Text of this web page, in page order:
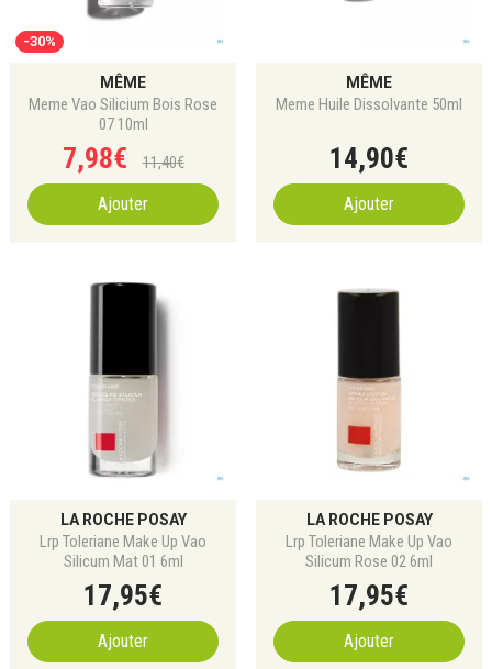
-30%
MÊME
Meme Vao Silicium Bois Rose
07 10ml
7,98€ 11,40€
Ajouter
MÊME
Meme Huile Dissolvante 50ml
14,90€
Ajouter
LA ROCHE POSAY
Lrp Toleriane Make Up Vao
Silicum Mat 01 6ml
17,95€
Ajouter
LA ROCHE POSAY
Lrp Toleriane Make Up Vao
Silicum Rose 02 6ml
17,95€
Ajouter